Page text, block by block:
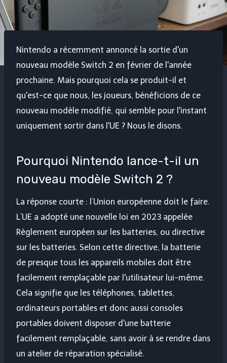
Nintendo a récemment annoncé la sortie d'un
nouveau modèle Switch 2 en février de l'année
prochaine. Mais pourquoi cela se produit-il et
qu'est-ce que nous, les joueurs, bénéficions de ce
nouveau modèle modifié, qui semble pour l'instant
uniquement sortir dans l'UE ? Nous le disons.
Pourquoi Nintendo lance-t-il un
nouveau modèle Switch 2 ?
La réponse courte : l’Union européenne doit le faire.
L’UE a adopté une nouvelle loi en 2023 appelée
Règlement européen sur les batteries, ou directive
sur les batteries. Selon cette directive, la batterie
de presque tous les appareils mobiles doit être
facilement remplaçable par l'utilisateur lui-même.
Cela signifie que les téléphones, tablettes,
ordinateurs portables et donc aussi consoles
portables doivent disposer d'une batterie
facilement remplaçable, sans avoir à se rendre dans
un atelier de réparation spécialisé.